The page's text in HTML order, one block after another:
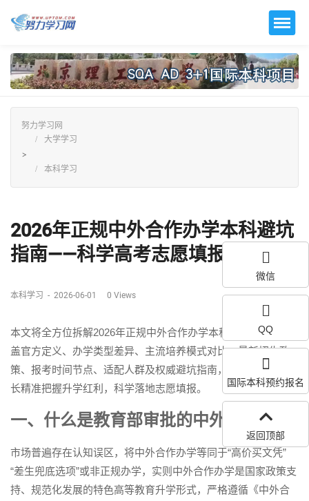
努力学习网
大学学习
>
本科学习
2026年正规中外合作办学本科避坑
指南——科学高考志愿填报...
本科学习 - 2026-06-01 0 Views
本文将全方位拆解2026年正规中外合作办学本科核心知识，涵
盖官方定义、办学类型差异、主流培养模式对比、最新招生政
策、报考时间节点、适配人群及权威避坑指南，助力考生和家
长精准把握升学红利，科学落地志愿填报。
一、什么是教育部审批的中外合作办学
市场普遍存在认知误区，将中外合作办学等同于“高价买文凭”
“差生兜底选项”或非正规办学，实则中外合作办学是国家政策支
持、规范化发展的特色高等教育升学形式，严格遵循《中外合
微信
QQ
国际本科预约报名
返回顶部